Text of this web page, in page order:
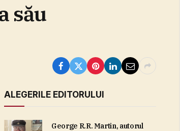
său
ALEGERILE EDITORULUI
George R.R. Martin, autorul